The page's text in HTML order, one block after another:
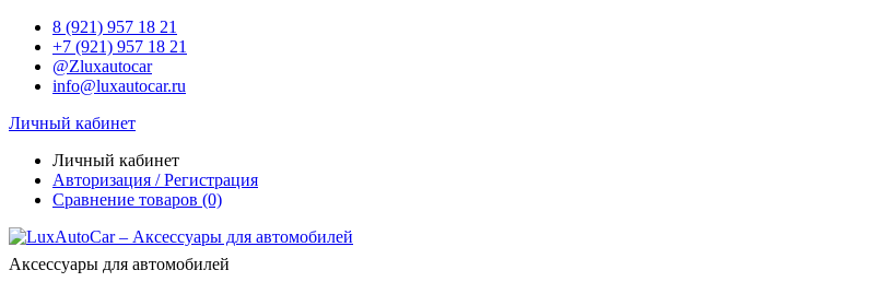
8 (921) 957 18 21
+7 (921) 957 18 21
@Zluxautocar
info@luxautocar.ru
Личный кабинет
Личный кабинет
Авторизация / Регистрация
Сравнение товаров (0)
Аксессуары для автомобилей